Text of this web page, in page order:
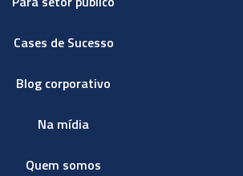
Cases de Sucesso
Blog corporativo
Na mídia
Quem somos